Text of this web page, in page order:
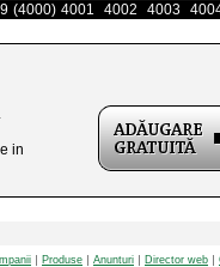
(4000) 4001 4002 4003
in
Produse Anunturi Director web